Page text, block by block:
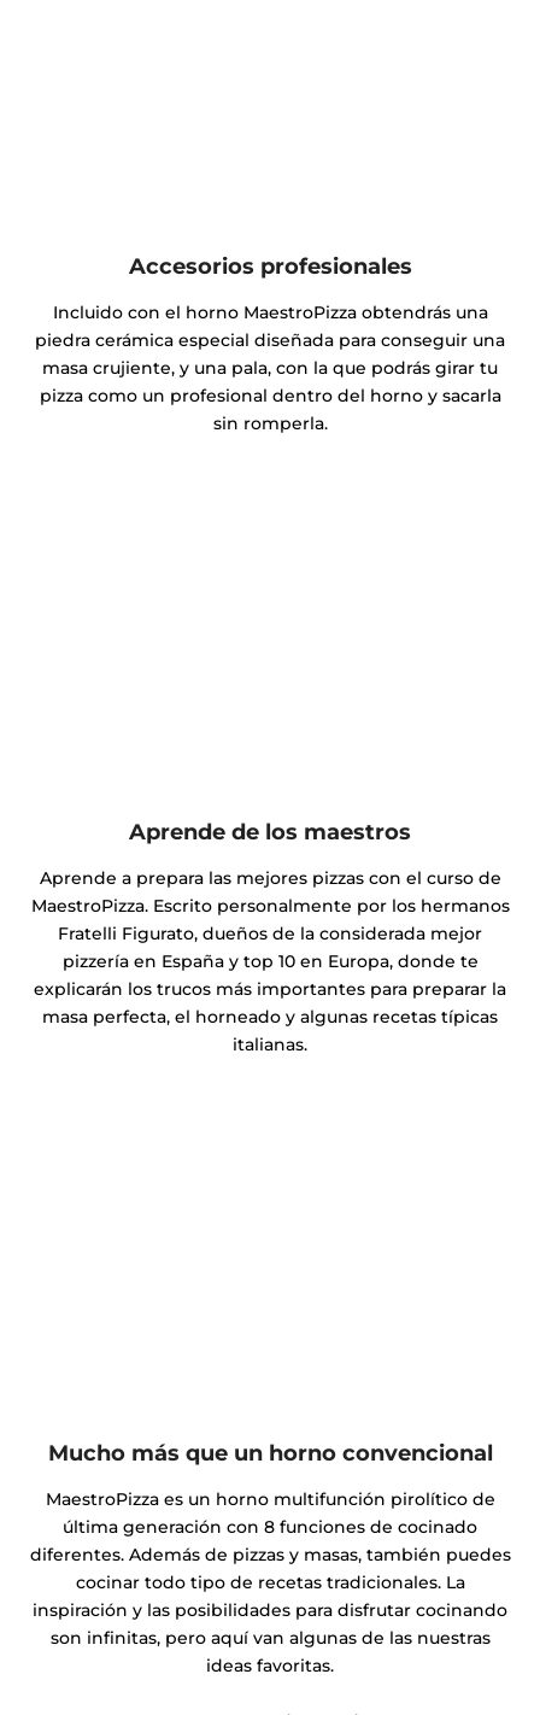
Accesorios profesionales
Incluido con el horno MaestroPizza obtendrás una
piedra cerámica especial diseñada para conseguir una
masa crujiente, y una pala, con la que podrás girar tu
pizza como un profesional dentro del horno y sacarla
sin romperla.
Aprende de los maestros
Aprende a prepara las mejores pizzas con el curso de
MaestroPizza. Escrito personalmente por los hermanos
Fratelli Figurato, dueños de la considerada mejor
pizzería en España y top 10 en Europa, donde te
explicarán los trucos más importantes para preparar la
masa perfecta, el horneado y algunas recetas típicas
italianas.
Mucho más que un horno convencional
MaestroPizza es un horno multifunción pirolítico de
última generación con 8 funciones de cocinado
diferentes. Además de pizzas y masas, también puedes
cocinar todo tipo de recetas tradicionales. La
inspiración y las posibilidades para disfrutar cocinando
son infinitas, pero aquí van algunas de las nuestras
ideas favoritas.